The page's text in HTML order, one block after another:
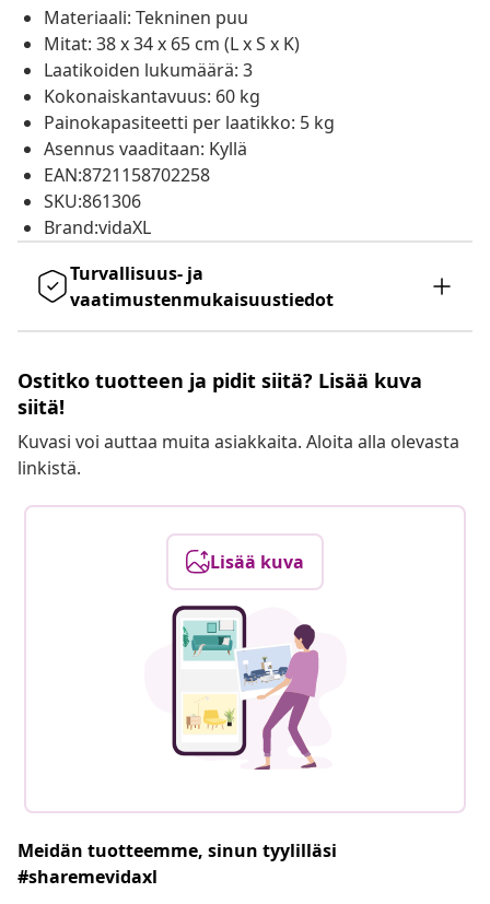
Materiaali: Tekninen puu
Mitat: 38 x 34 x 65 cm (L x S x K)
Laatikoiden lukumäärä: 3
Kokonaiskantavuus: 60 kg
Painokapasiteetti per laatikko: 5 kg
Asennus vaaditaan: Kyllä
EAN:8721158702258
SKU:861306
Brand:vidaXL
Turvallisuus- ja
vaatimustenmukaisuustiedot
Ostitko tuotteen ja pidit siitä? Lisää kuva
siitä!
Kuvasi voi auttaa muita asiakkaita. Aloita alla olevasta
linkistä.
Lisää kuva
Meidän tuotteemme, sinun tyylilläsi
#sharemevidaxl